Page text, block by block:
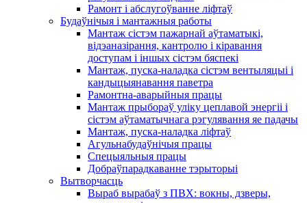
Рамонт і абслугоўванне ліфтаў
Будаўнічыя і мантажныя работы
Мантаж сістэм пажарнай аўтаматыкі,
відэаназірання, кантролю і кіравання
доступам і іншых сістэм бяспекі
Мантаж, пуска-наладка сістэм вентыляцыі і
кандыцыянавання паветра
Рамонтна-аварыйныя працы
Мантаж прыбораў уліку цеплавой энергіі і
сістэм аўтаматычнага рэгулявання яе падачы
Мантаж, пуска-наладка ліфтаў
Агульнабудаўнічыя працы
Спецыяльныя працы
Добраўпарадкаванне тэрыторыі
Вытворчасць
Выраб вырабаў з ПВХ: вокны, дзверы,